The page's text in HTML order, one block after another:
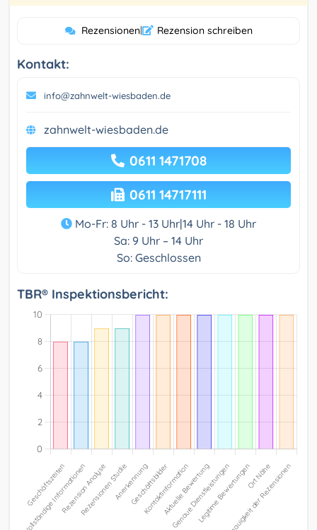
Rezensionen| Rezension schreiben
Kontakt:
info@zahnwelt-wiesbaden.de
zahnwelt-wiesbaden.de
0611 1471708
0611 14717111
Mo-Fr: 8 Uhr - 13 Uhr|14 Uhr - 18 Uhr
Sa: 9 Uhr – 14 Uhr
So: Geschlossen
TBR® Inspektionsbericht: